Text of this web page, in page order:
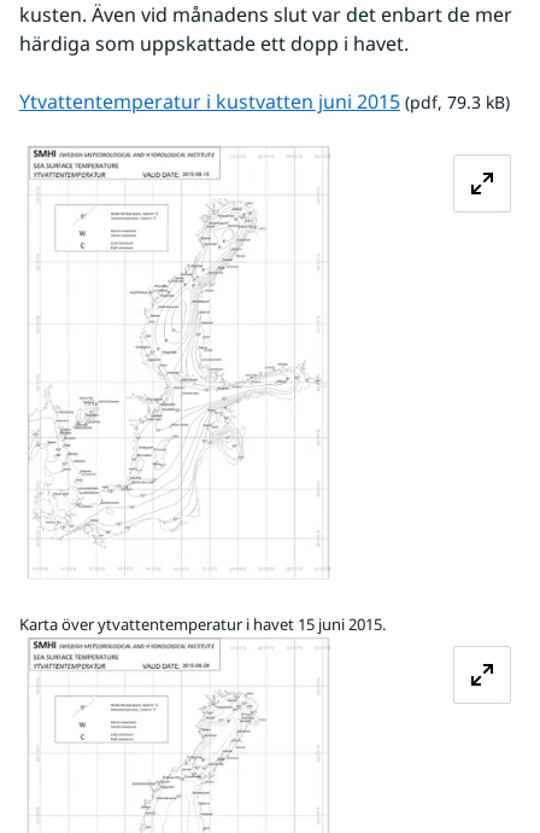
kusten. Även vid månadens slut var det enbart de mer
härdiga som uppskattade ett dopp i havet.
Ytvattentemperatur i kustvatten juni 2015pdf, 79.3 kB.
(pdf, 79.3 kB)
Karta över ytvattentemperatur i havet 15 juni 2015.Förstora bilden